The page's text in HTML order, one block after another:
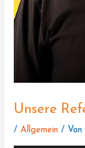
Unsere
/Allgemein / Von